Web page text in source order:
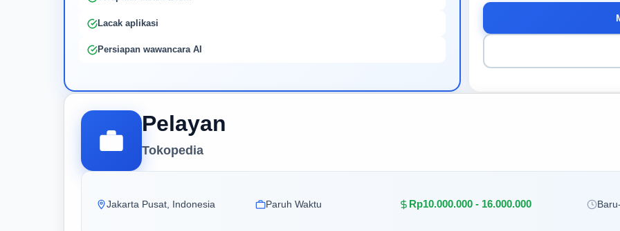
Pelayan
Tokopedia
Jakarta Pusat, Indonesia Paruh Waktu Rp10.000.000 - 16.000.000
Lacak aplikasi
Persiapan wawancara AI